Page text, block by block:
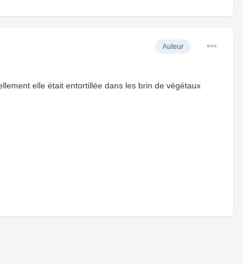
Auteur
elle était entortillée dans les brin de végétaux